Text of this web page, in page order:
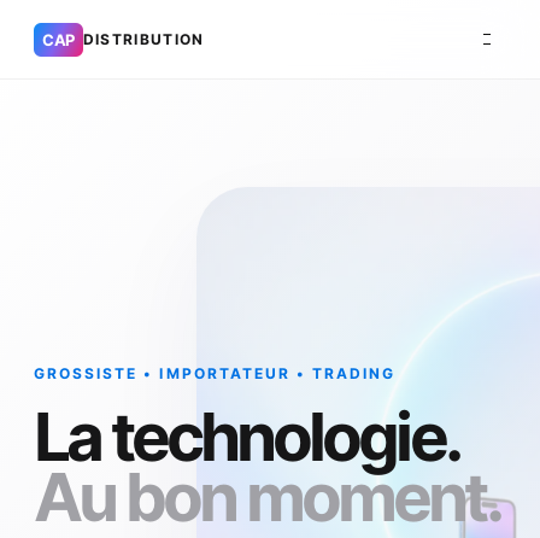
CAP DISTRIBUTION
GROSSISTE • IMPORTATEUR • TRADING
La technologie.
Au bon moment.